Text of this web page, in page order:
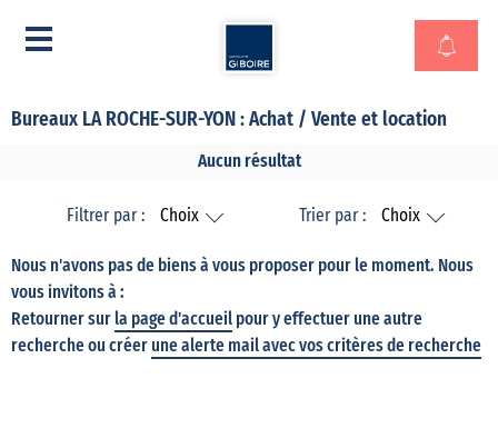
Bureaux LA ROCHE-SUR-YON : Achat / Vente et location
Aucun résultat
Filtrer par : Choix Trier par : Choix
Nous n'avons pas de biens à vous proposer pour le moment. Nous
vous invitons à :
Retourner sur la page d'accueil pour y effectuer une autre
recherche ou créer une alerte mail avec vos critères de recherche